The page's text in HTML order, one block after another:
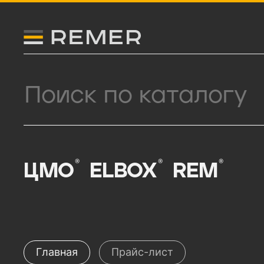
Логитип компании Remer
ЦМО® ELBOX® REM ®
Главная Прайс-лист